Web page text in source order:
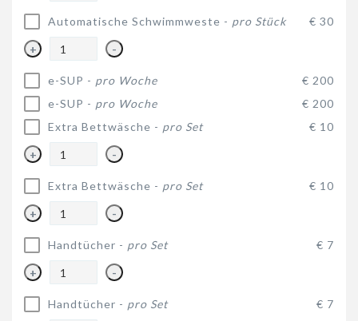
Automatische Schwimmweste - pro Stück € 30
+ -
e-SUP - pro Woche
€ 200
e-SUP - pro Woche
€ 200
Extra Bettwäsche - pro Set € 10
+ -
Extra Bettwäsche - pro Set € 10
+ -
Handtücher - pro Set € 7
+ -
Handtücher - pro Set € 7